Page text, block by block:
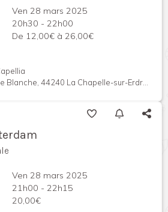
Ven 28 mars 2025
20h30 - 22h00
De 12,00€ à 26,00€
44240 La Chapelle-sur-Erdre, France
Ven 28 mars 2025
21h00 - 22h15
20,00€